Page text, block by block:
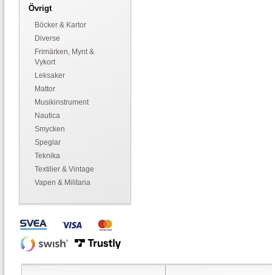
Övrigt
Böcker & Kartor
Diverse
Frimärken, Mynt &
Vykort
Leksaker
Mattor
Musikinstrument
Nautica
Smycken
Speglar
Teknika
Textilier & Vintage
Vapen & Militaria